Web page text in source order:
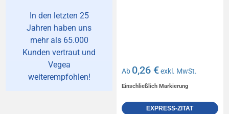
In den letzten 25
Jahren haben uns
mehr als 65.000
Kunden vertraut und
Vegea
weiterempfohlen!
Ab 0,26 €exkl. MwSt.
Einschließlich Markierung
EXPRESS-ZITAT